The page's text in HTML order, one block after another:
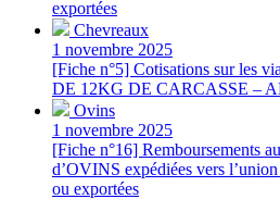
exportées
Chevreaux
1 novembre 2025
[Fiche n°5] Cotisations sur les
DE 12KG DE CARCASSE –
Ovins
1 novembre 2025
[Fiche n°16] Remboursements
d’OVINS expédiées vers
ou exportées